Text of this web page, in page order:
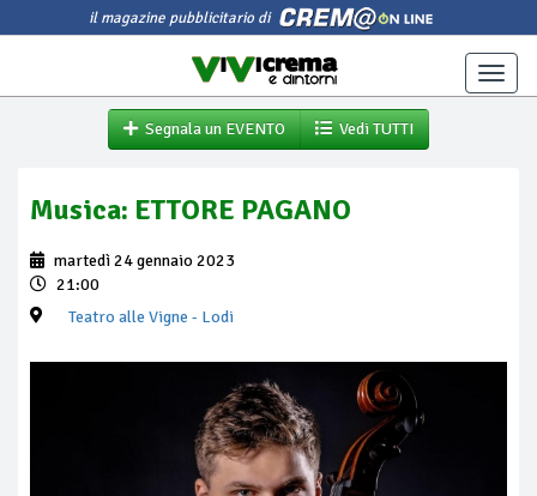
il magazine pubblicitario di
Toggle
Segnala un EVENTO
Vedi TUTTI
Musica: ETTORE PAGANO
martedì 24 gennaio 2023
21:00
Teatro alle Vigne - Lodi